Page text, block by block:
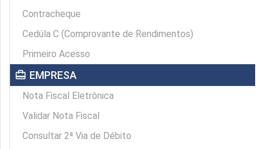
Contracheque
Cedúla C (Comprovante de Rendimentos)
Primeiro Acesso
card_travel EMPRESA
Nota Fiscal Eletrônica
Validar Nota Fiscal
Consultar 2ª Via de Débito